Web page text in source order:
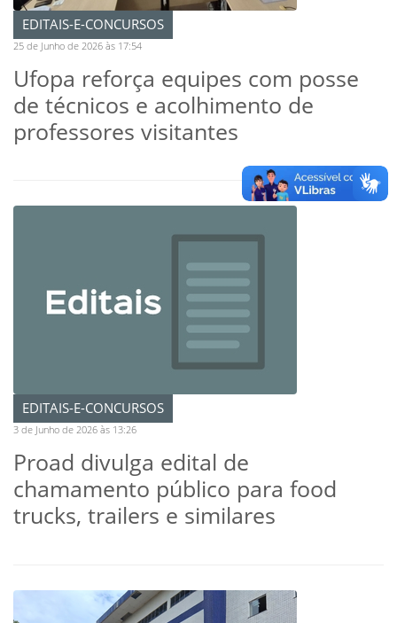
EDITAIS-E-CONCURSOS
25 de Junho de 2026 às 17:54
Ufopa reforça equipes com posse
de técnicos e acolhimento de
professores visitantes
EDITAIS-E-CONCURSOS
3 de Junho de 2026 às 13:26
Proad divulga edital de
chamamento público para food
trucks, trailers e similares